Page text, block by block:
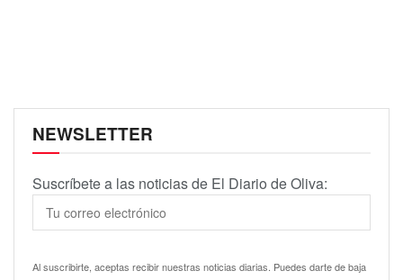
NEWSLETTER
Suscríbete a las noticias de El Diario de Oliva:
Al suscribirte, aceptas recibir nuestras noticias diarias. Puedes darte de baja